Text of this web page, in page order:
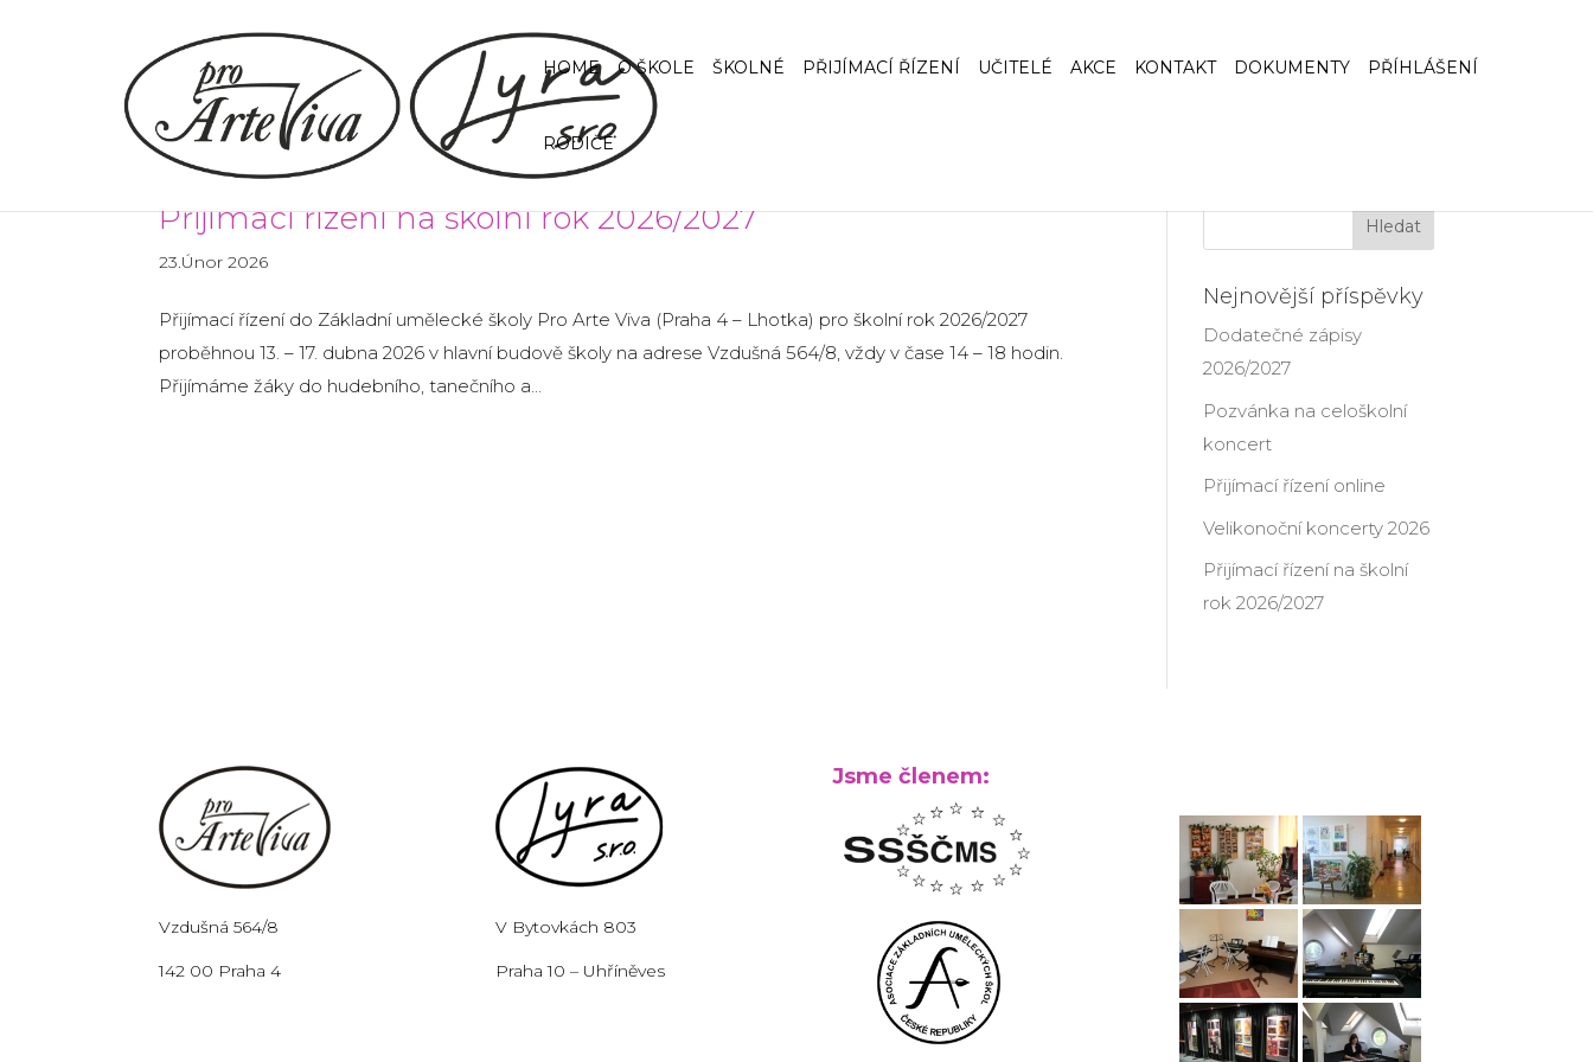
HOME O ŠKOLE ŠKOLNÉ PŘIJÍMACÍ ŘÍZENÍ UČITELÉ AKCE KONTAKT DOKUMENTY PŘÍHLÁŠENÍ
RODIČE
Přijímací řízení na školní rok 2026/2027
23.Únor 2026
Přijímací řízení do Základní umělecké školy Pro Arte Viva (Praha 4 – Lhotka) pro školní rok 2026/2027
proběhnou 13. – 17. dubna 2026 v hlavní budově školy na adrese Vzdušná 564/8, vždy v čase 14 – 18 hodin.
Přijímáme žáky do hudebního, tanečního a...
Nejnovější příspěvky
Dodatečné zápisy
2026/2027
Pozvánka na celoškolní
koncert
Přijímací řízení online
Velikonoční koncerty 2026
Přijímací řízení na školní
rok 2026/2027
Vzdušná 564/8
142 00 Praha 4
V Bytovkách 803
Praha 10 – Uhříněves
Jsme členem: